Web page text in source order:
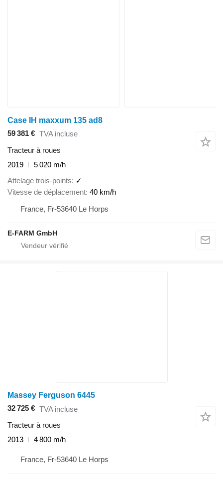
Case IH maxxum 135 ad8
59 381 € TVA incluse
Tracteur à roues
2019
5 020 m/h
Attelage trois-points
✓
Vitesse de déplacement 40 km/h
France, Fr-53640 Le Horps
E-FARM GmbH
Massey Ferguson 6445
32 725 € TVA incluse
Tracteur à roues
2013
4 800 m/h
France, Fr-53640 Le Horps